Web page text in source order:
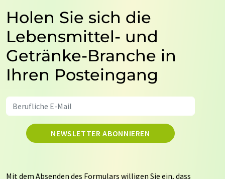
Holen Sie sich die
Lebensmittel- und
Getränke-Branche in
Ihren Posteingang
NEWSLETTER ABONNIEREN
Mit dem Absenden des Formulars willigen Sie ein, dass